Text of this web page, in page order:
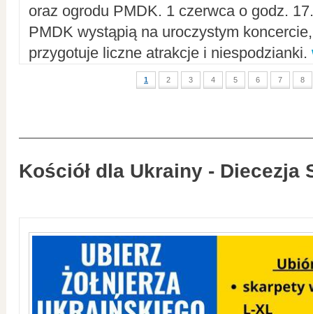
oraz ogrodu PMDK. 1 czerwca o godz.
PMDK wystąpią na uroczystym
przygotuje liczne atrakcje i niespodzianki.
1 2 3 4 5 6 7 8
Kościół dla Ukrainy - Diecezja